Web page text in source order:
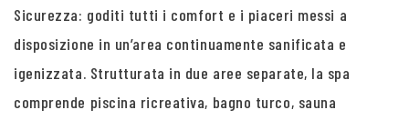
Sicurezza: goditi tutti i comfort e i piaceri messi a
disposizione in un’area continuamente sanificata e
igenizzata. Strutturata in due aree separate, la spa
comprende piscina ricreativa, bagno turco, sauna